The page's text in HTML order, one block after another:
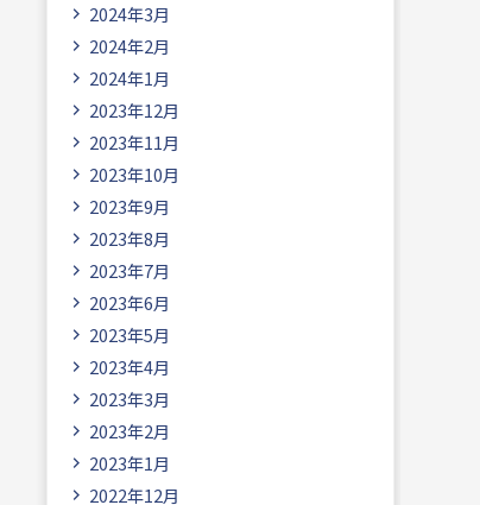
2024年3月
2024年2月
2024年1月
2023年12月
2023年11月
2023年10月
2023年9月
2023年8月
2023年7月
2023年6月
2023年5月
2023年4月
2023年3月
2023年2月
2023年1月
2022年12月